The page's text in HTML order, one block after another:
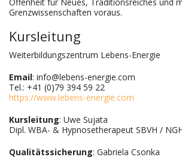
Grenzwissenschaften voraus.
Kursleitung
Weiterbildungszentrum Lebens-Energie
Email: info@lebens-energie.com
Tel.: +41 (0)79 394 59 22
https://www.lebens-energie.com
Kursleitung: Uwe Sujata
Dipl. WBA- & Hypnosetherapeut SBVH /
Qualitätssicherung: Gabriela Csonka